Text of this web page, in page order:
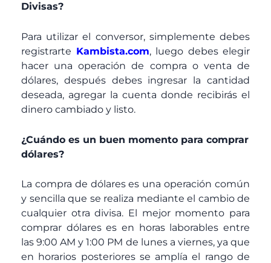
Divisas?
Para utilizar el conversor, simplemente debes
registrarte Kambista.com, luego debes elegir
hacer una operación de compra o venta de
dólares, después debes ingresar la cantidad
deseada, agregar la cuenta donde recibirás el
dinero cambiado y listo.
¿Cuándo es un buen momento para comprar
dólares?
La compra de dólares es una operación común
y sencilla que se realiza mediante el cambio de
cualquier otra divisa. El mejor momento para
comprar dólares es en horas laborables entre
las 9:00 AM y 1:00 PM de lunes a viernes, ya que
en horarios posteriores se amplía el rango de